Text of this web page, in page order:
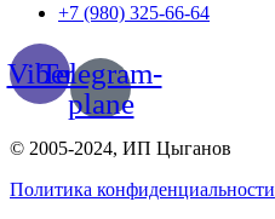
+7 (980) 325-66-64
ViberTelegram-
plane
© 2005-2024, ИП Цыганов
Политика конфиденциальности